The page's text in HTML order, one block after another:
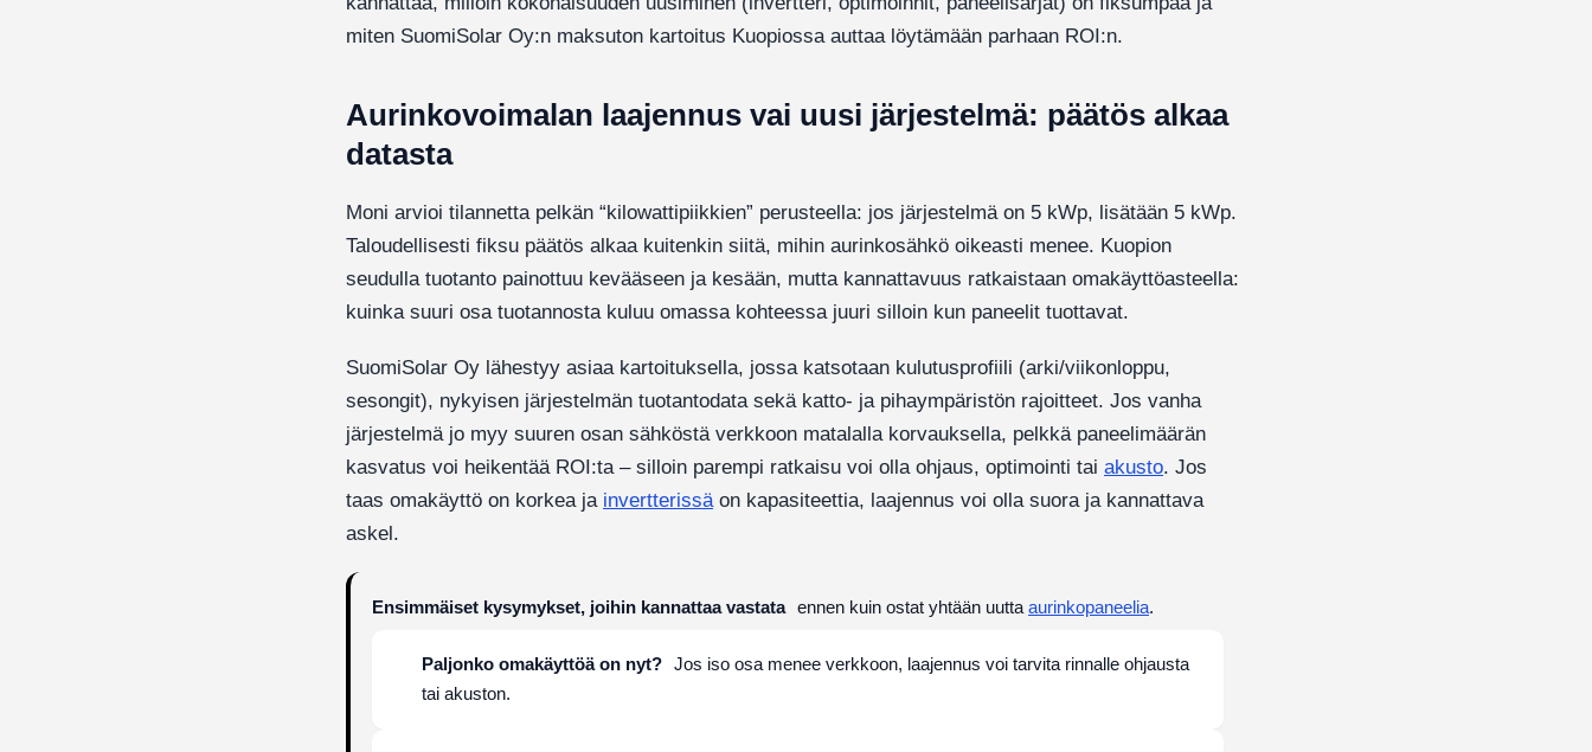
miten SuomiSolar Oy:n maksuton kartoitus Kuopiossa auttaa löytämään parhaan ROI:n.
Aurinkovoimalan laajennus vai uusi järjestelmä: päätös alkaa
datasta
Moni arvioi tilannetta pelkän “kilowattipiikkien” perusteella: jos järjestelmä on 5 kWp, lisätään 5 kWp.
Taloudellisesti fiksu päätös alkaa kuitenkin siitä, mihin aurinkosähkö oikeasti menee. Kuopion
seudulla tuotanto painottuu kevääseen ja kesään, mutta kannattavuus ratkaistaan omakäyttöasteella:
kuinka suuri osa tuotannosta kuluu omassa kohteessa juuri silloin kun paneelit tuottavat.
SuomiSolar Oy lähestyy asiaa kartoituksella, jossa katsotaan kulutusprofiili (arki/viikonloppu,
sesongit), nykyisen järjestelmän tuotantodata sekä katto- ja pihaympäristön rajoitteet. Jos vanha
järjestelmä jo myy suuren osan sähköstä verkkoon matalalla korvauksella, pelkkä paneelimäärän
kasvatus voi heikentää ROI:ta – silloin parempi ratkaisu voi olla ohjaus, optimointi tai akusto. Jos
taas omakäyttö on korkea ja invertterissä on kapasiteettia, laajennus voi olla suora ja kannattava
askel.
Ensimmäiset kysymykset, joihin kannattaa vastata ennen kuin ostat yhtään uutta aurinkopaneelia.
Paljonko omakäyttöä on nyt? Jos iso osa menee verkkoon, laajennus voi tarvita rinnalle ohjausta
tai akuston.